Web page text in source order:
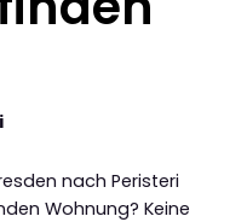
nach Peristeri
Wohnung? Keine